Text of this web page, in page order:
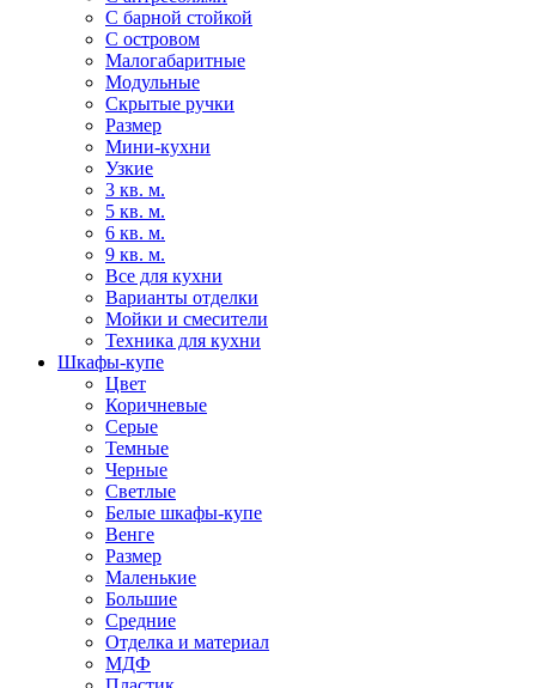
С барной стойкой
С островом
Малогабаритные
Модульные
Скрытые ручки
Размер
Мини-кухни
Узкие
3 кв. м.
5 кв. м.
6 кв. м.
9 кв. м.
Все для кухни
Варианты отделки
Мойки и смесители
Техника для кухни
Шкафы-купе
Цвет
Коричневые
Серые
Темные
Черные
Светлые
Белые шкафы-купе
Венге
Размер
Маленькие
Большие
Средние
Отделка и материал
МДФ